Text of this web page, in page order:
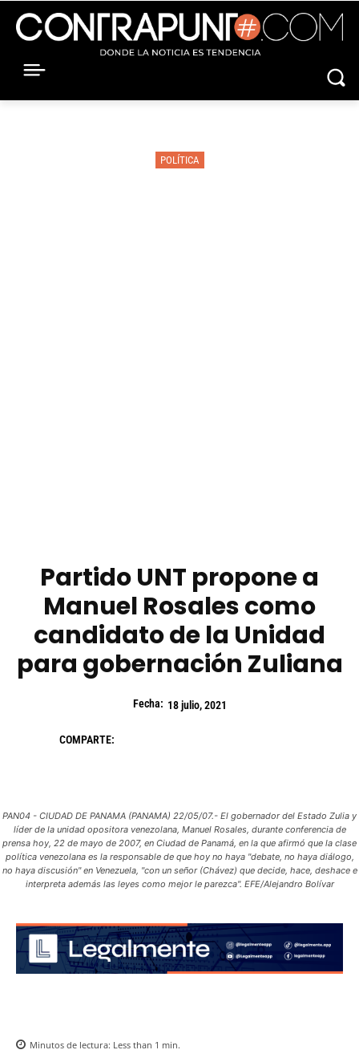
POLÍTICA
Partido UNT propone a
Manuel Rosales como
candidato de la Unidad
para gobernación Zuliana
Fecha: 18 julio, 2021
COMPARTE:
PAN04 - CIUDAD DE PANAMA (PANAMA) 22/05/07.- El gobernador del Estado Zulia y
líder de la unidad opositora venezolana, Manuel Rosales, durante conferencia de
prensa hoy, 22 de mayo de 2007, en Ciudad de Panamá, en la que afirmó que la clase
política venezolana es la responsable de que hoy no haya "debate, no haya diálogo,
no haya discusión" en Venezuela, "con un señor (Chávez) que decide, hace, deshace e
interpreta además las leyes como mejor le parezca". EFE/Alejandro Bolívar
Minutos de lectura: Less than 1 min.